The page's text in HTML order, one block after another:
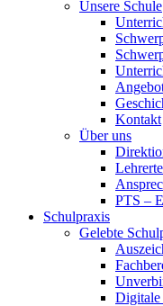
Unsere Schule
Kontakt
Über uns
PTS –
Schulpraxis
Gelebte